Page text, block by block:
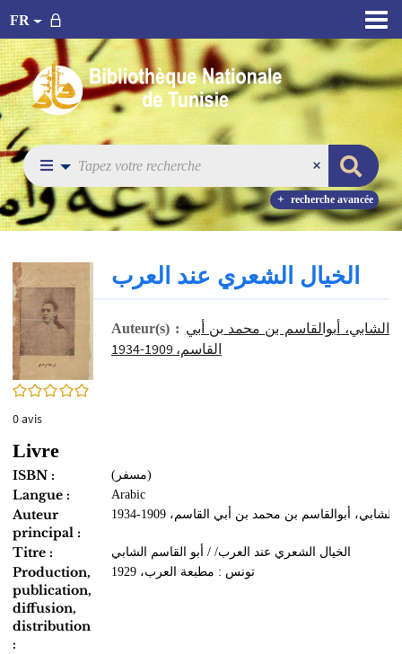
FR
recherche avancée
0/5
0avis
الخيال الشعري عند العرب
Auteur(s) : الشابي، أبوالقاسم بن محمد بن أبي
القاسم، 1909-1934
Livre
ISBN : (مسفر)
Langue : Arabic
Auteur
principal :
الشابي، أبوالقاسم بن محمد بن أبي القاسم، 1909-1934
Titre : الخيال الشعري عند العرب/ / أبو القاسم الشابي
Production,
publication,
diffusion,
distribution
:
تونس : مطبعة العرب، 1929